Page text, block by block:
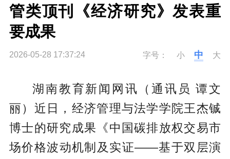
管类顶刊《经济研究》发表重
要成果
2026-05-28 17:37:24 字号： 小 中 大
湖南教育新闻网讯（通讯员 谭文
丽）近日，经济管理与法学学院王杰铖
博士的研究成果《中国碳排放权交易市
场价格波动机制及实证——基于双层演